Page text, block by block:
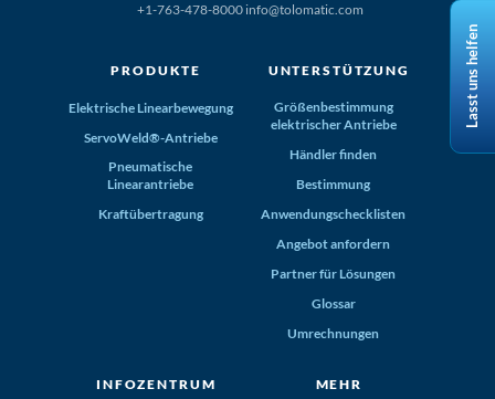
+1-763-478-8000 info@tolomatic.com
PRODUKTE
Elektrische Linearbewegung
ServoWeld®-Antriebe
Pneumatische
Linearantriebe
Kraftübertragung
UNTERSTÜTZUNG
Größenbestimmung
elektrischer Antriebe
Händler finden
Bestimmung
Anwendungschecklisten
Angebot anfordern
Partner für Lösungen
Glossar
Umrechnungen
INFOZENTRUM MEHR
Lasst uns helfen